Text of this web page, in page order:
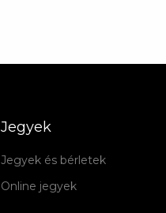
Jegyek
Jegyek és bérletek
Online jegyek